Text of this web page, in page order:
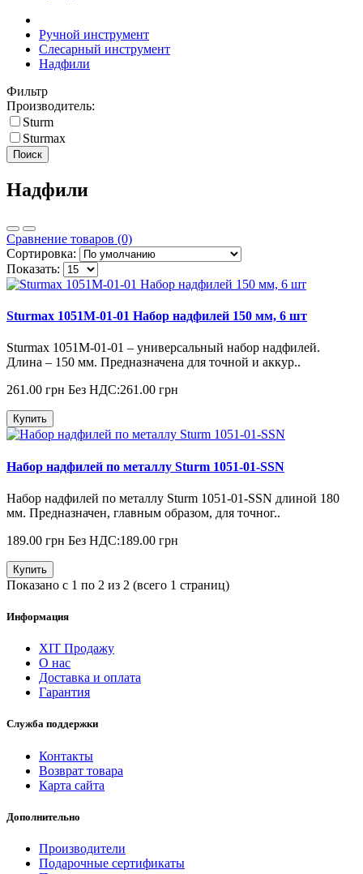
Ручной инструмент
Слесарный инструмент
Надфили
Фильтр
Производитель:
Sturm
Sturmax
Поиск
Надфили
Сравнение товаров (0)
Сортировка:
Показать:
Sturmax 1051M-01-01 Набор надфилей 150 мм, 6 шт
Sturmax 1051M-01-01 – универсальный набор надфилей.
Длина – 150 мм. Предназначена для точной и аккур..
261.00 грн Без НДС:261.00 грн
Купить
Набор надфилей по металлу Sturm 1051-01-SSN
Набор надфилей по металлу Sturm 1051-01-SSN длиной 180
мм. Предназначен, главным образом, для точног..
189.00 грн Без НДС:189.00 грн
Купить
Показано с 1 по 2 из 2 (всего 1 страниц)
Информация
ХІТ Продажу
О нас
Доставка и оплата
Гарантия
Служба поддержки
Контакты
Возврат товара
Карта сайта
Дополнительно
Производители
Подарочные сертификаты